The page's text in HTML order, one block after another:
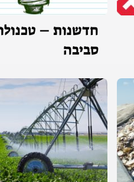
חדשנות –
סביבה